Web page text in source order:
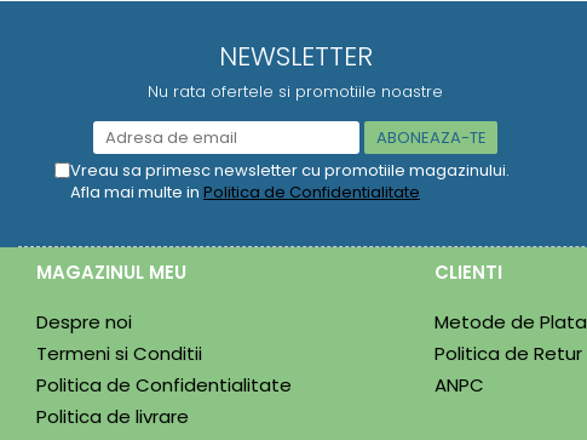
NEWSLETTER
Nu rata ofertele si promotiile noastre
Vreau sa primesc newsletter cu promotiile magazinului.
Afla mai multe in Politica de Confidentialitate
MAGAZINUL MEU
Despre noi
Termeni si Conditii
Politica de Confidentialitate
Politica de livrare
CLIENTI
Metode de Plata
Politica de Retur
ANPC